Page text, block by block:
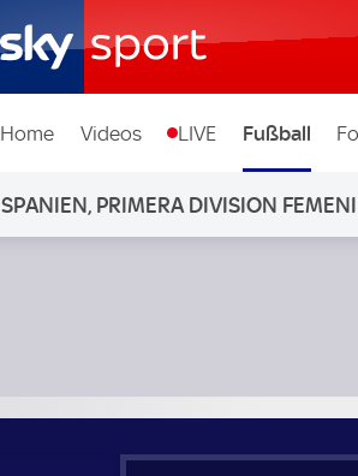
Home Videos LIVE Fußball
SPANIEN, PRIMERA DIVISION